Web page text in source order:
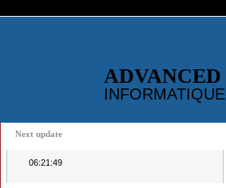
ADVANCED
INFORMATIQUE
Next update
06:21:49